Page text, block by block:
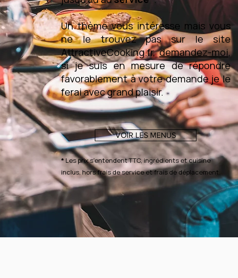
Un thème vous intéresse mais vous
ne le trouvez pas sur le site
AttractiveCooking.fr,demandez-moi,
si je suis en mesure de répondre
favorablement à votre demande je le
ferai avec grand plaisir.
VOIR LES MENUS
* Les prix s'entendent TTC, ingrédients et cuisine
inclus, hors frais de service et frais de déplacement.